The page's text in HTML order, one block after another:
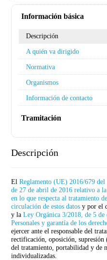
Información básica
Descripción
A quién va dirigido
Normativa
Organismos
Información de contacto
Tramitación
Descripción
El Reglamento (UE) 2016/679
de 27 de abril de 2016 relativo a
en lo que respecta al tratamiento
circulación de estos datos y por el
y la Ley Orgánica 3/2018, de 5
Personales y garantía de los
ejercer ante el responsable del
rectificación, oposición,
del tratamiento, portabilidad y de
individualizadas.